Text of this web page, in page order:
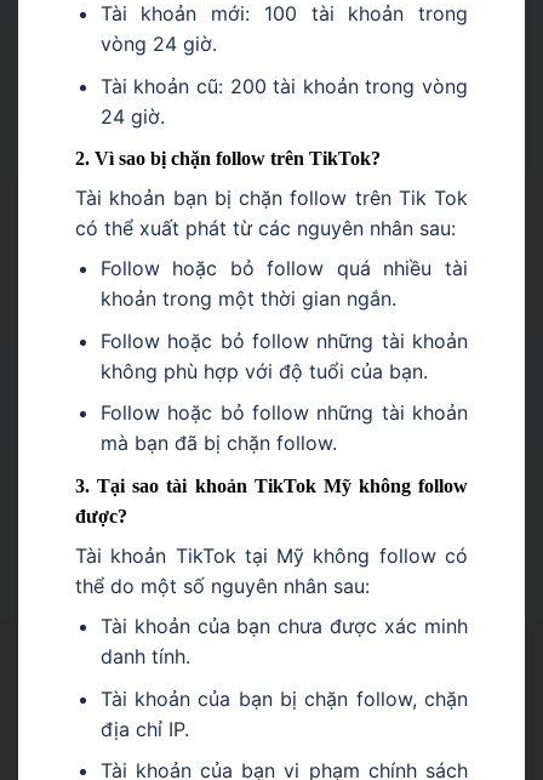
Tài khoản mới: 100 tài khoản trong
vòng 24 giờ.
Tài khoản cũ: 200 tài khoản trong vòng
24 giờ.
2. Vì sao bị chặn follow trên TikTok?
Tài khoản bạn bị chặn follow trên Tik Tok
có thể xuất phát từ các nguyên nhân sau:
Follow hoặc bỏ follow quá nhiều tài
khoản trong một thời gian ngắn.
Follow hoặc bỏ follow những tài khoản
không phù hợp với độ tuổi của bạn.
Follow hoặc bỏ follow những tài khoản
mà bạn đã bị chặn follow.
3. Tại sao tài khoản TikTok Mỹ không follow
được?
Tài khoản TikTok tại Mỹ không follow có
thể do một số nguyên nhân sau:
Tài khoản của bạn chưa được xác minh
danh tính.
Tài khoản của bạn bị chặn follow, chặn
địa chỉ IP.
Tài khoản của bạn vi phạm chính sách